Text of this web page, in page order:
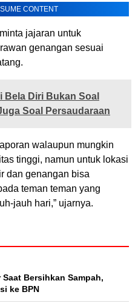
CONTENT
jajaran untuk
genangan sesuai
Bela Diri Bukan Soal
Soal Persaudaraan
walaupun mungkin
tinggi, namun untuk lokasi
dan genangan bisa
teman teman yang
jauh hari,” ujarnya.
Bersihkan Sampah,
ke BPN